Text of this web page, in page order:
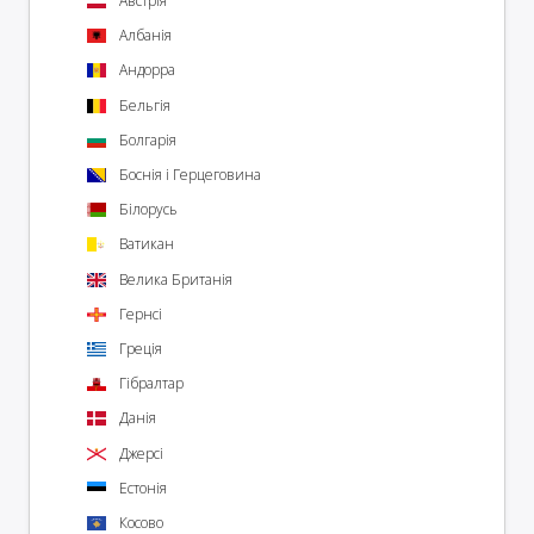
Албанія
Андорра
Бельгія
Болгарія
Боснія і Герцеговина
Білорусь
Ватикан
Велика Британія
Гернсі
Греція
Гібралтар
Данія
Джерсі
Естонія
Косово